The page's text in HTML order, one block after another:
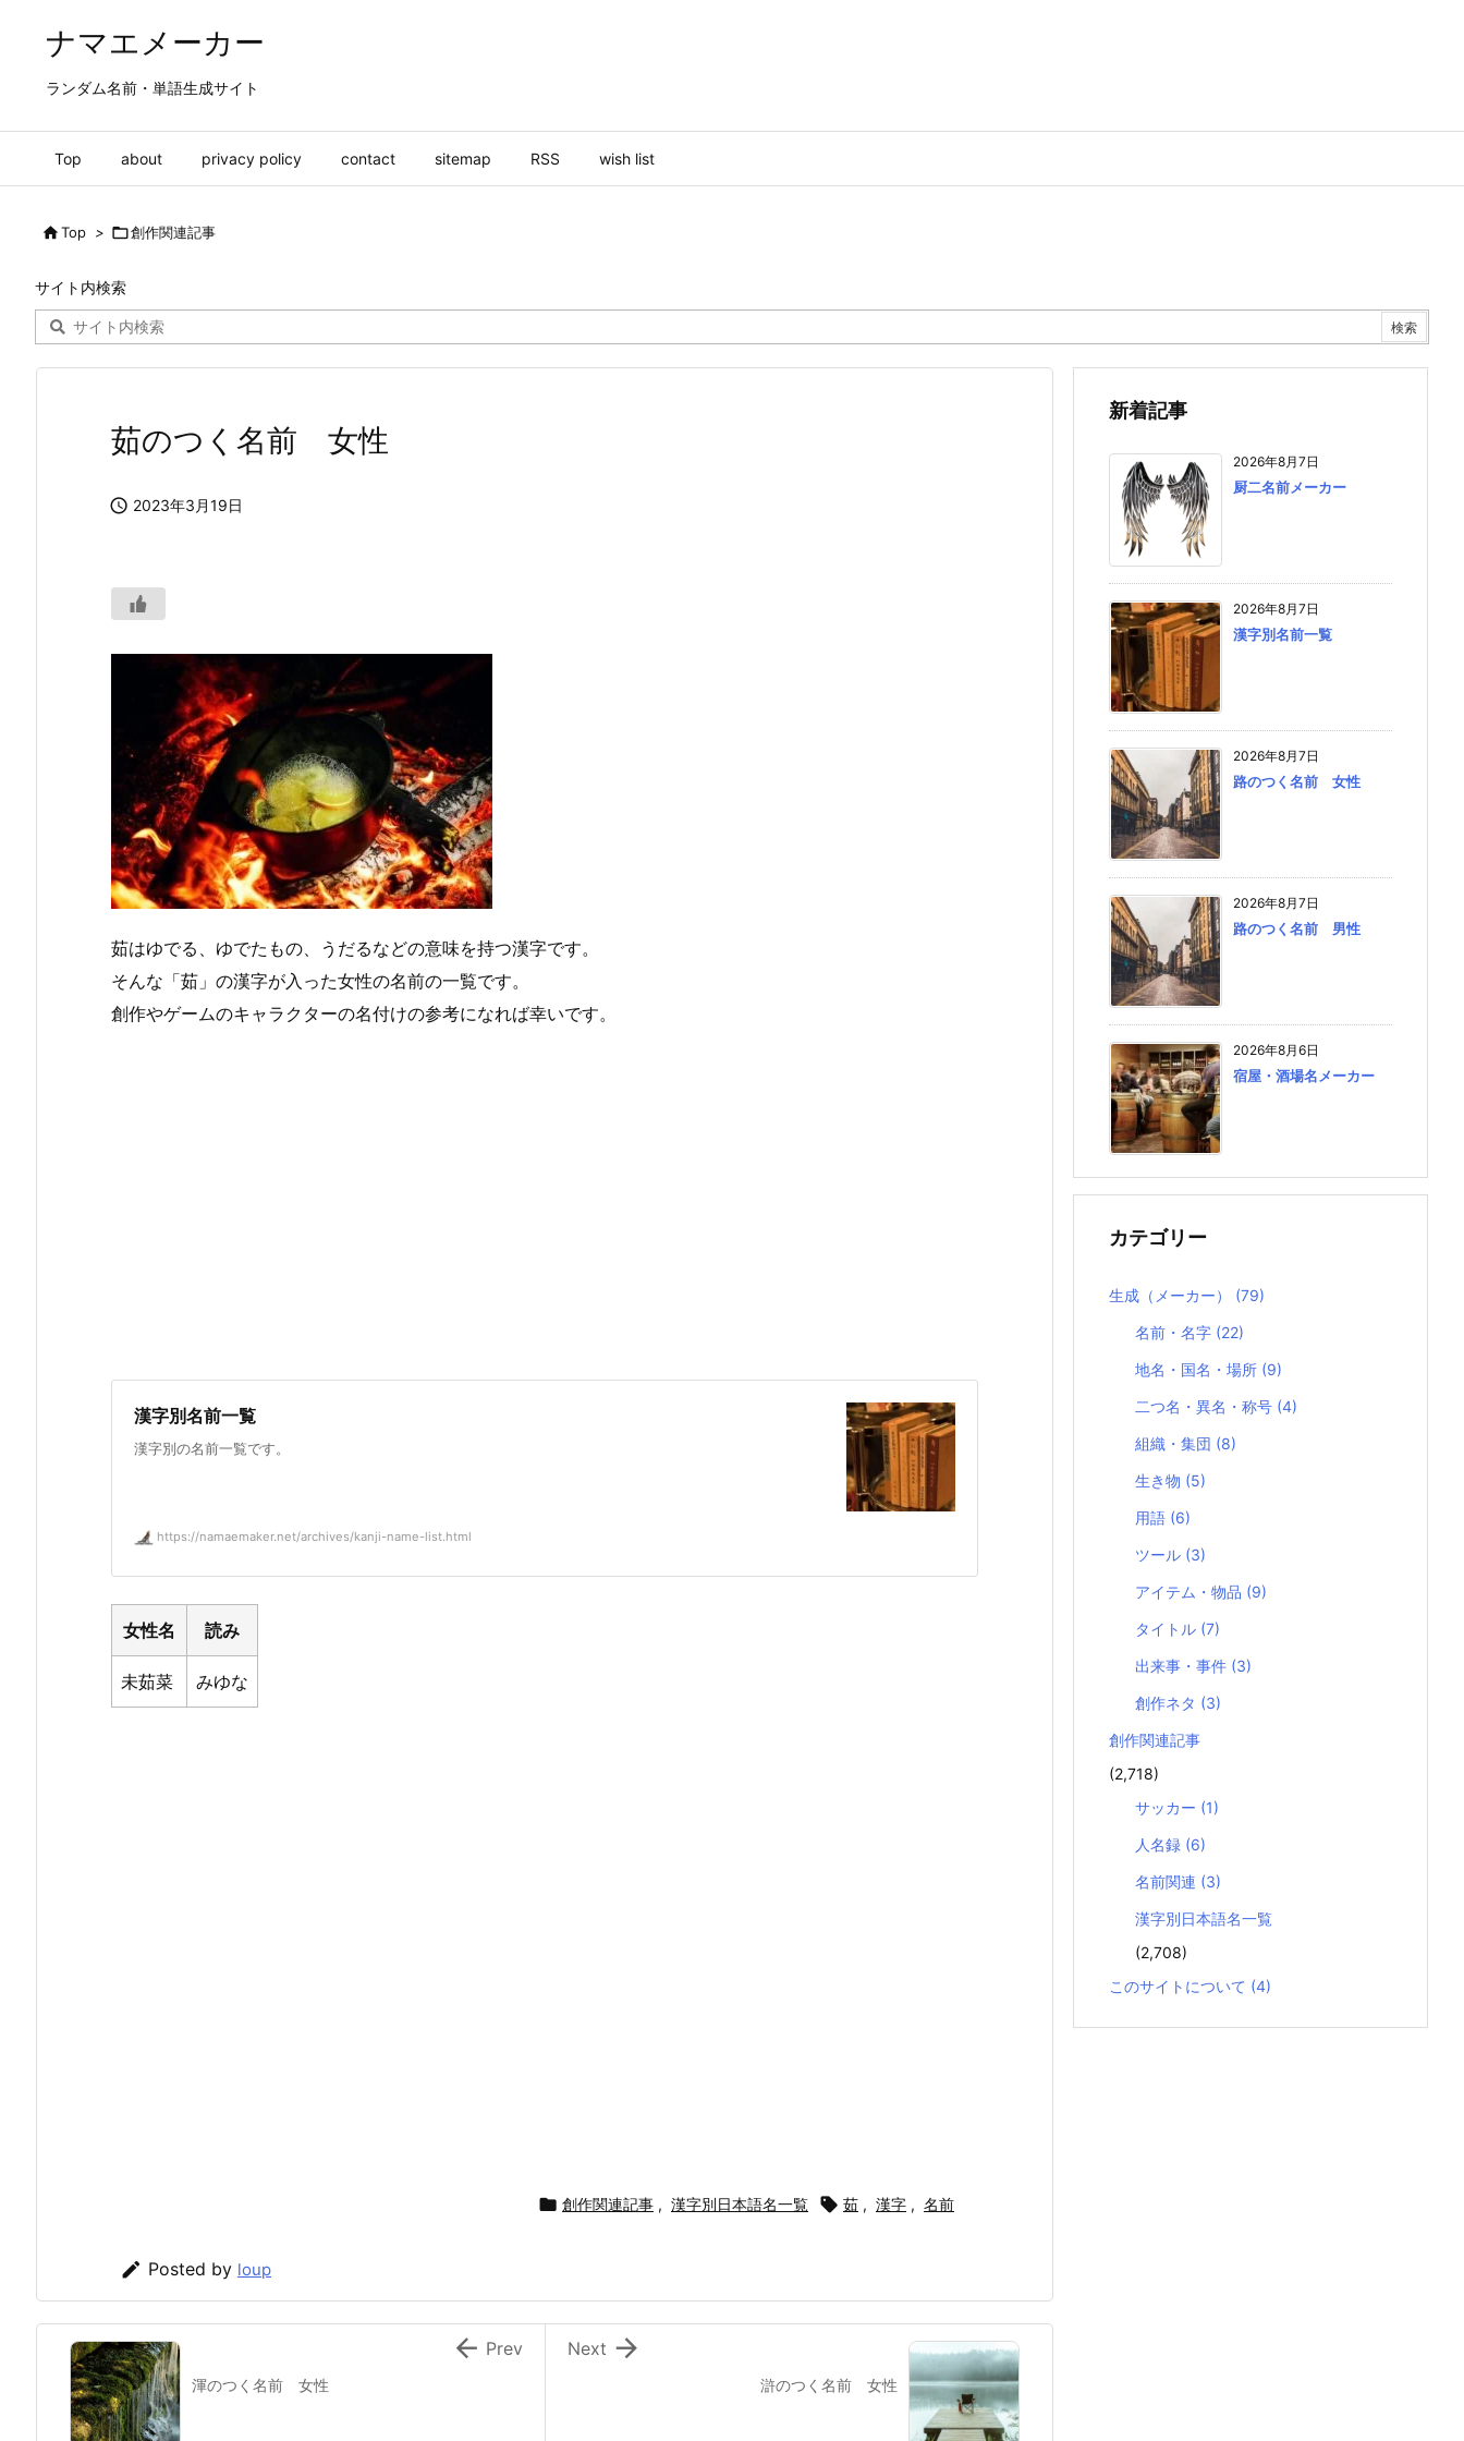
ナマエメーカー
ランダム名前・単語生成サイト
Top about privacy policy contact sitemap RSS wish list
Top > 創作関連記事
サイト内検索
茹のつく名前 女性
 2023年3月19日
茹はゆでる、ゆでたもの、うだるなどの意味を持つ漢字です。
そんな「茹」の漢字が入った女性の名前の一覧です。
創作やゲームのキャラクターの名付けの参考になれば幸いです。
漢字別名前一覧
漢字別の名前一覧です。
https://namaemaker.net/archives/kanji-name-list.html
女性名 読み
未茹菜 みゆな
 創作関連記事 , 漢字別日本語名一覧  茹 , 漢字 , 名前
 Posted by loup
滸のつく名前 女性

Next
渾のつく名前 女性
 Prev
新着記事
2026年8月7日
厨二名前メーカー
2026年8月7日
漢字別名前一覧
2026年8月7日
路のつく名前 女性
2026年8月7日
路のつく名前 男性
2026年8月6日
宿屋・酒場名メーカー
カテゴリー
生成（メーカー） (79)
名前・名字 (22)
地名・国名・場所 (9)
二つ名・異名・称号 (4)
組織・集団 (8)
生き物 (5)
用語 (6)
ツール (3)
アイテム・物品 (9)
タイトル (7)
出来事・事件 (3)
創作ネタ (3)
創作関連記事
(2,718)
サッカー (1)
人名録 (6)
名前関連 (3)
漢字別日本語名一覧
(2,708)
このサイトについて (4)